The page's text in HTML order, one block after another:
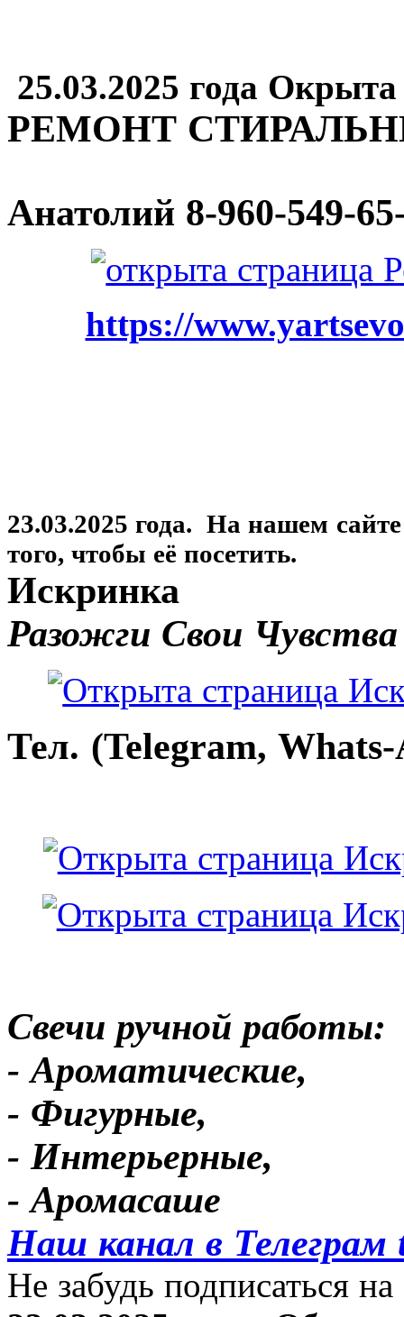
25.03.2025 года
РЕМОНТ
Анатолий 8-960-549-
https://
23.03.2025 года. На нашем
того, чтобы её посетить.
Искринка
Разожги Свои Чувства
Тел. (Telegram,
Свечи ручной работы:
- Ароматические,
- Фигурные,
- Интерьерные,
- Аромасаше
Наш канал в Телеграм
Не забудь подписаться